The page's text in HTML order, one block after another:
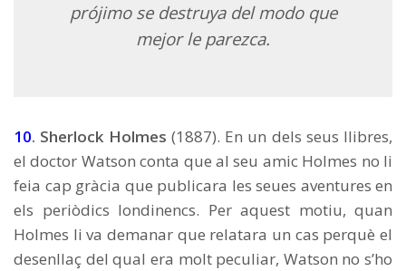
prójimo se destruya del modo que
mejor le parezca.
10. Sherlock Holmes (1887). En un dels seus llibres,
el doctor Watson conta que al seu amic Holmes no li
feia cap gràcia que publicara les seues aventures en
els periòdics londinencs. Per aquest motiu, quan
Holmes li va demanar que relatara un cas perquè el
desenllaç del qual era molt peculiar, Watson no s’ho